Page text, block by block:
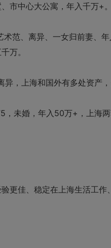
市中心大公寓，年入千万+。
术范、离异、一女归前妻、
万。
异，上海和国外有多处资产
，未婚，年入 50万+ ，上海
更佳、稳定在上海生活工作